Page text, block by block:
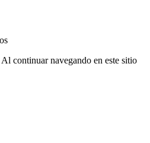
Al continuar navegando en este sitio